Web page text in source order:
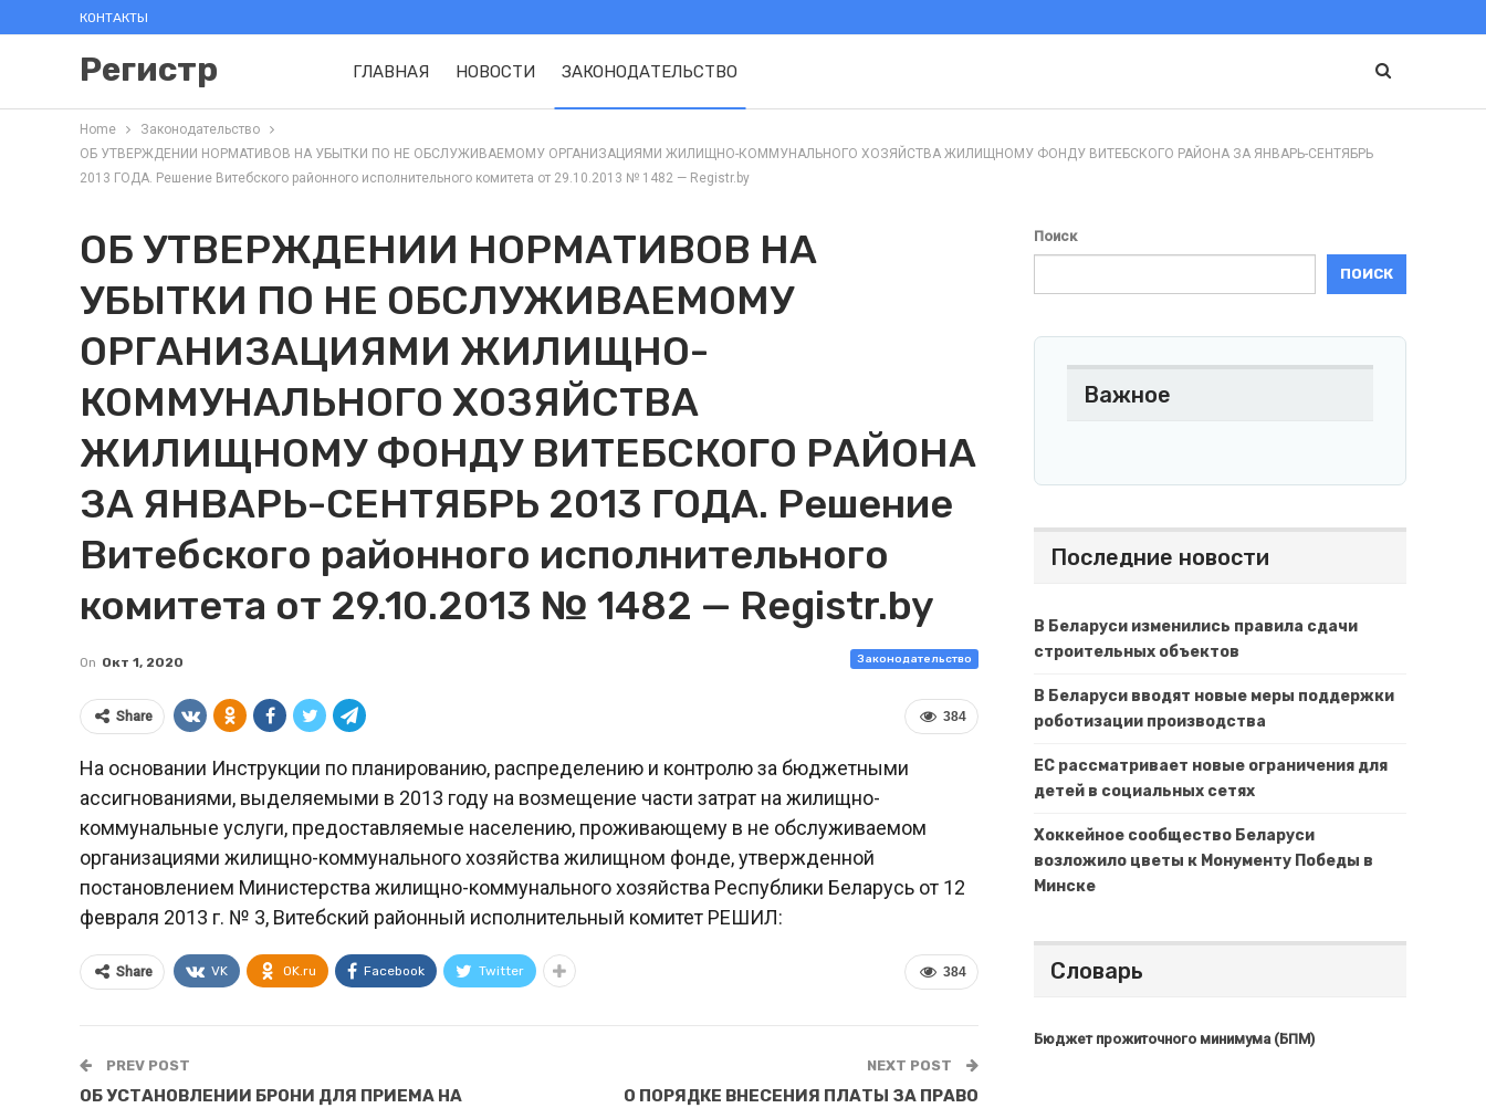
КОНТАКТЫ
Регистр ГЛАВНАЯ НОВОСТИ ЗАКОНОДАТЕЛЬСТВО
Home
Законодательство
ОБ УТВЕРЖДЕНИИ НОРМАТИВОВ НА УБЫТКИ ПО НЕ ОБСЛУЖИВАЕМОМУ ОРГАНИЗАЦИЯМИ ЖИЛИЩНО-КОММУНАЛЬНОГО ХОЗЯЙСТВА ЖИЛИЩНОМУ ФОНДУ ВИТЕБСКОГО РАЙОНА ЗА ЯНВАРЬ-СЕНТЯБРЬ
2013 ГОДА. Решение Витебского районного исполнительного комитета от 29.10.2013 № 1482 — Registr.by
ОБ УТВЕРЖДЕНИИ НОРМАТИВОВ НА
УБЫТКИ ПО НЕ ОБСЛУЖИВАЕМОМУ
ОРГАНИЗАЦИЯМИ ЖИЛИЩНО-
КОММУНАЛЬНОГО ХОЗЯЙСТВА
ЖИЛИЩНОМУ ФОНДУ ВИТЕБСКОГО РАЙОНА
ЗА ЯНВАРЬ-СЕНТЯБРЬ 2013 ГОДА. Решение
Витебского районного исполнительного
комитета от 29.10.2013 № 1482 — Registr.by
Законодательство
On Окт 1, 2020
384
Share
На основании Инструкции по планированию, распределению и контролю за бюджетными
ассигнованиями, выделяемыми в 2013 году на возмещение части затрат на жилищно-
коммунальные услуги, предоставляемые населению, проживающему в не обслуживаемом
организациями жилищно-коммунального хозяйства жилищном фонде, утвержденной
постановлением Министерства жилищно-коммунального хозяйства Республики Беларусь от 12
февраля 2013 г. № 3, Витебский районный исполнительный комитет РЕШИЛ:
384
Share VK OK.ru Facebook Twitter
PREV POST
ОБ УСТАНОВЛЕНИИ БРОНИ ДЛЯ ПРИЕМА НА
NEXT POST
О ПОРЯДКЕ ВНЕСЕНИЯ ПЛАТЫ ЗА ПРАВО
Поиск
ПОИСК
Важное
Последние новости
В Беларуси изменились правила сдачи
строительных объектов
В Беларуси вводят новые меры поддержки
роботизации производства
ЕС рассматривает новые ограничения для
детей в социальных сетях
Хоккейное сообщество Беларуси
возложило цветы к Монументу Победы в
Минске
Словарь
Бюджет прожиточного минимума (БПМ)